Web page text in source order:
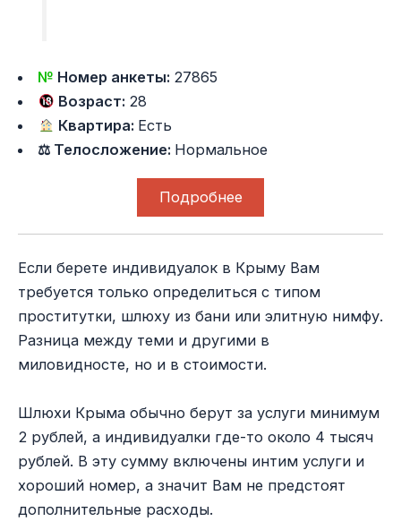
№ Номер анкеты: 27865
Возраст: 28
Квартира: Есть
⚖ Телосложение: Нормальное
Подробнее
Если берете индивидуалок в Крыму Вам
требуется только определиться с типом
проститутки, шлюху из бани или элитную нимфу.
Разница между теми и другими в
миловидносте, но и в стоимости.
Шлюхи Крыма обычно берут за услуги минимум
2 рублей, а индивидуалки где-то около 4 тысяч
рублей. В эту сумму включены интим услуги и
хороший номер, а значит Вам не предстоят
дополнительные расходы.